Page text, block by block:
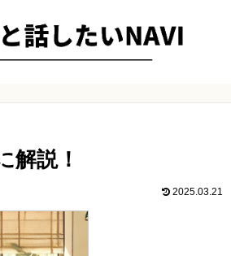
解説！
2025.03.21